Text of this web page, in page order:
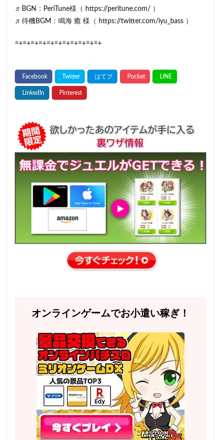
♬BGN：PeriTune様（ https://peritune.com/ ）
♬待機BGM：鳴海 癒 様（ https://twitter.com/iyu_bass ）
=+=+=+=+=+=+=+=+=+=+=+
オンラインゲームでお小遣い稼ぎ！